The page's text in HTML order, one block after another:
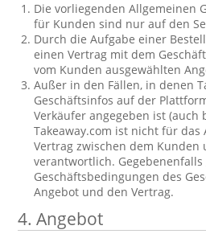
Die vorliegenden Allgemeinen
für Kunden sind nur auf den
Durch die Aufgabe einer
einen Vertrag mit dem
vom Kunden ausgewählten
Außer in den Fällen, in denen
Geschäftsinfos auf der
Verkäufer angegeben ist (auch
Takeaway.com ist nicht für
Vertrag zwischen dem Kunden
verantwortlich.
Geschäftsbedingungen des
Angebot und den Vertrag.
4. Angebot